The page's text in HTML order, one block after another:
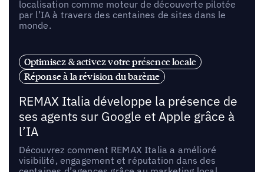
localisation comme moteur de découverte pilotée
par l’IA à travers des centaines de sites dans le
monde.
Optimisez & activez votre présence locale
Réponse à la révision du barème
REMAX Italia développe la présence de
ses agents sur Google et Apple grâce à
l’IA
Découvrez comment REMAX Italia a amélioré
visibilité, engagement et réputation dans des